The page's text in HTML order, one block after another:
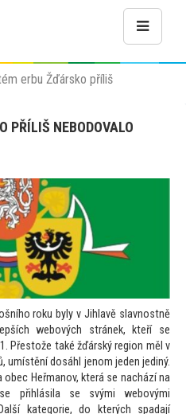
erbu Žďársko příliš
PŘÍLIŠ NEBODOVALO
roku byly v Jihlavě slavnostně
webových stránek, kteří se
Přestože také žďárský region měl v
umístění dosáhl jenom jeden jediný.
Heřmanov, která se nachází na
přihlásila se svými webovými
kategorie, do kterých spadají